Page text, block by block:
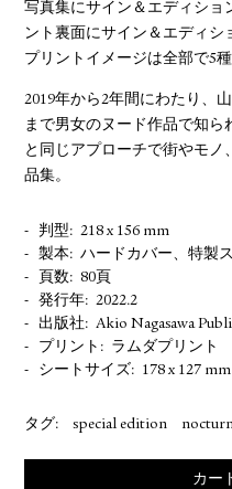
カー
写真集にサイン＆エディショ
ント裏面にサイン＆エディシ
プリントイメージは全部で5
2019年から2年間にわたり、
まで男女のヌード作品で知ら
と同じアプローチで街やモ
品集。
判型
218 x 156 mm
製本
ハードカバー、特製
頁数
80頁
発行年
2022.2
出版社
Akio Nagasawa
プリント
ラムダプリント
シートサイズ
178 x 127 mm
タグ: special edition